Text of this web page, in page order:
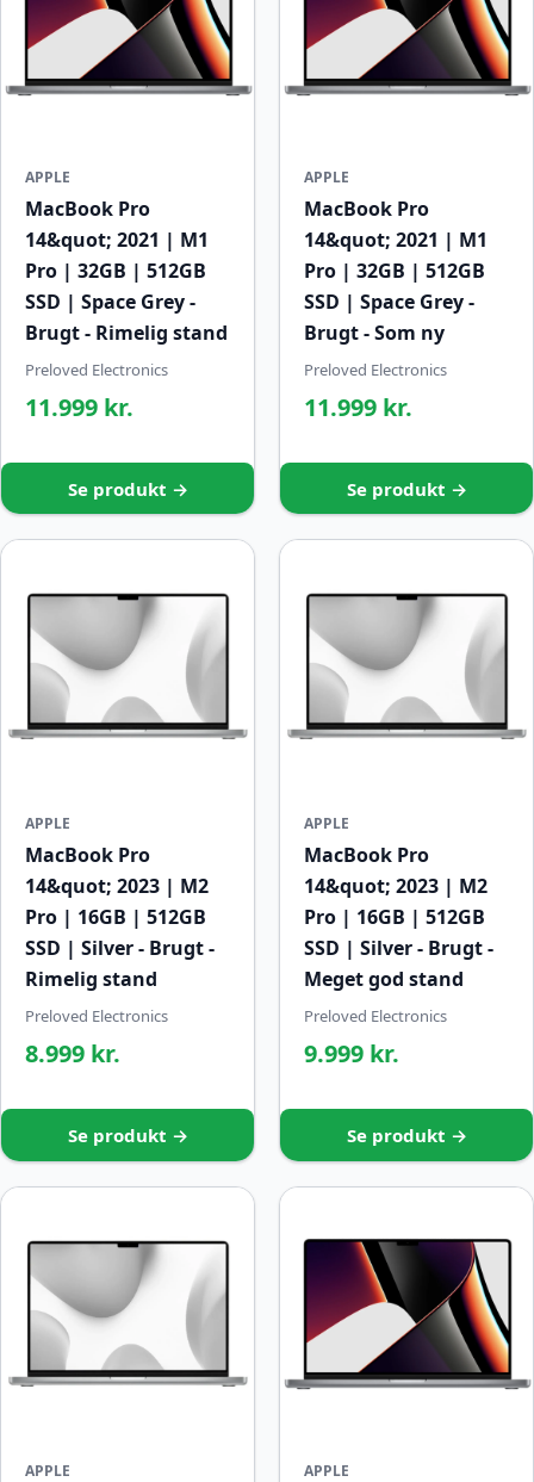
APPLE
MacBook Pro
14&quot; 2021 | M1
Pro | 32GB | 512GB
SSD | Space Grey -
Brugt - Rimelig stand
Preloved Electronics
11.999 kr.
Se produkt →
APPLE
MacBook Pro
14&quot; 2021 | M1
Pro | 32GB | 512GB
SSD | Space Grey -
Brugt - Som ny
Preloved Electronics
11.999 kr.
Se produkt →
APPLE
MacBook Pro
14&quot; 2023 | M2
Pro | 16GB | 512GB
SSD | Silver - Brugt -
Rimelig stand
Preloved Electronics
8.999 kr.
Se produkt →
APPLE
MacBook Pro
14&quot; 2023 | M2
Pro | 16GB | 512GB
SSD | Silver - Brugt -
Meget god stand
Preloved Electronics
9.999 kr.
Se produkt →
APPLE APPLE